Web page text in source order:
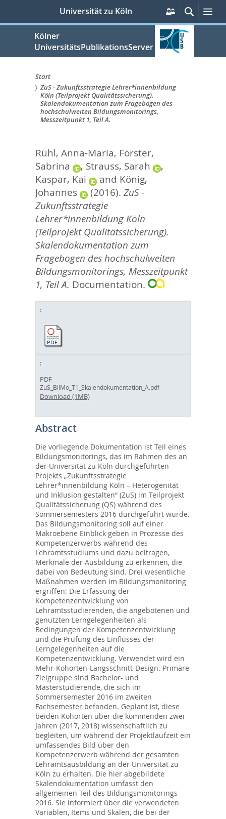
springen
Universität zu Köln
Persönliche
Services
Suche
Kölner
UniversitätsPublikationsServer
Sie
sind
Start
ZuS - Zukunftsstrategie Lehrer*innenbildung
Köln (Teilprojekt Qualitätssicherung).
Skalendokumentation zum Fragebogen des
hochschulweiten Bildungsmonitorings,
Messzeitpunkt 1, Teil A.
Rühl, Anna-Maria, Förster,
Sabrina
, Strauss, Sarah
,
Kaspar, Kai
and König,
Johannes
(2016). ZuS -
Zukunftsstrategie
Lehrer*innenbildung Köln
(Teilprojekt Qualitätssicherung).
Skalendokumentation zum
Fragebogen des hochschulweiten
Bildungsmonitorings, Messzeitpunkt
1, Teil A. Documentation.
PDF
ZuS_BilMo_T1_Skalendokumentation_A.pdf
Download (1MB)
Abstract
Die vorliegende Dokumentation ist Teil eines
Bildungsmonitorings, das im Rahmen des an
der Universität zu Köln durchgeführten
Projekts „Zukunftsstrategie
Lehrer*innenbildung Köln – Heterogenität
und Inklusion gestalten“ (ZuS) im Teilprojekt
Qualitätssicherung (QS) während des
Sommersemesters 2016 durchgeführt wurde.
Das Bildungsmonitoring soll auf einer
Makroebene Einblick geben in Prozesse des
Kompetenzerwerbs während des
Lehramtsstudiums und dazu beitragen,
Merkmale der Ausbildung zu erkennen, die
dabei von Bedeutung sind. Drei wesentliche
Maßnahmen werden im Bildungsmonitoring
ergriffen: Die Erfassung der
Kompetenzentwicklung von
Lehramtsstudierenden, die angebotenen und
genutzten Lerngelegenheiten als
Bedingungen der Kompetenzentwicklung
und die Prüfung des Einflusses der
Lerngelegenheiten auf die
Kompetenzentwicklung. Verwendet wird ein
Mehr-Kohorten-Längsschnitt-Design. Primäre
Zielgruppe sind Bachelor- und
Masterstudierende, die sich im
Sommersemester 2016 im zweiten
Fachsemester befanden. Geplant ist, diese
beiden Kohorten über die kommenden zwei
Jahren (2017, 2018) wissenschaftlich zu
begleiten, um während der Projektlaufzeit ein
umfassendes Bild über den
Kompetenzerwerb während der gesamten
Lehramtsausbildung an der Universität zu
Köln zu erhalten. Die hier abgebildete
Skalendokumentation umfasst den
allgemeinen Teil des Bildungsmonitorings
2016. Sie informiert über die verwendeten
Variablen, Items und Skalen, die bei der